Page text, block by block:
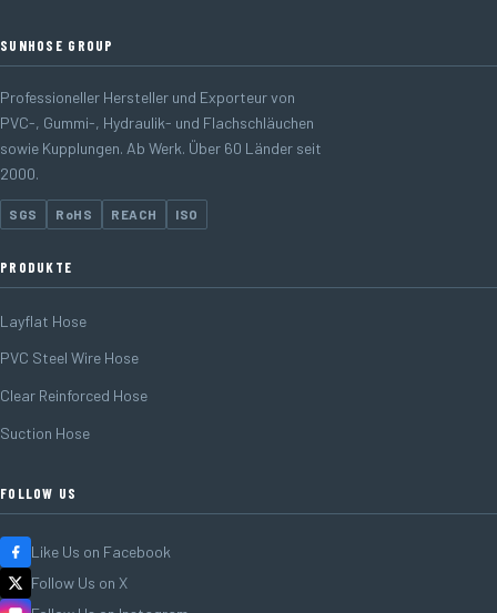
SUNHOSE GROUP
Professioneller Hersteller und Exporteur von
PVC-, Gummi-, Hydraulik- und Flachschläuchen
sowie Kupplungen. Ab Werk. Über 60 Länder seit
2000.
SGS RoHS REACH ISO
PRODUKTE
Layflat Hose
PVC Steel Wire Hose
Clear Reinforced Hose
Suction Hose
FOLLOW US
Like Us on Facebook
Follow Us on X